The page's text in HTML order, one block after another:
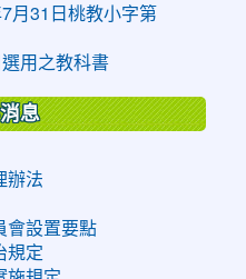
月31日桃教小字第
用之教科書
息
辦法
會設置要點
規定